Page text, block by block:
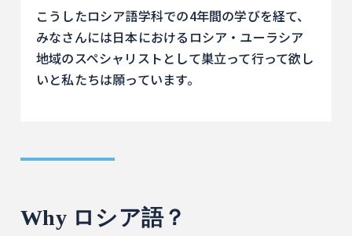
こうしたロシア語学科での4年間の学びを経て、
みなさんには日本におけるロシア・ユーラシア
地域のスペシャリストとして巣立って行って欲し
いと私たちは願っています。
Why ロシア語？